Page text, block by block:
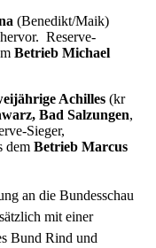
(Benedikt/Maik)
Reserve-
Betrieb Michael
Achilles (kr
Bad Salzungen,
Sieger,
dem Betrieb Marcus
an die Bundesschau
mit einer
Bund Rind und